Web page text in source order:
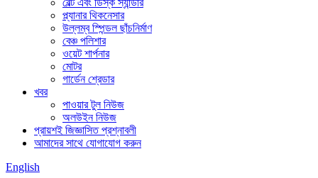
বেল্ট এবং ডিস্ক স্যান্ডার
প্ল্যানার থিকনেসার
উল্লম্ব স্পিন্ডল ছাঁচনির্মাণ
বেঞ্চ পলিশার
ওয়েট শার্পনার
মোটর
গার্ডেন শ্রেডার
খবর
পাওয়ার টুল নিউজ
অলউইন নিউজ
প্রায়শই জিজ্ঞাসিত প্রশ্নাবলী
আমাদের সাথে যোগাযোগ করুন
English